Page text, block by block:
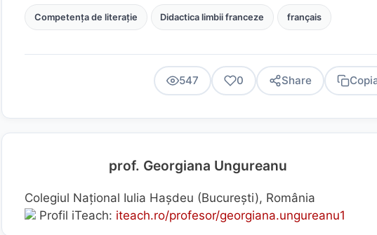
Competența de literație Didactica limbii franceze français
547 0 Share
prof. Georgiana Ungureanu
Colegiul Național Iulia Hașdeu (Bucureşti), România
Profil iTeach: iteach.ro/profesor/georgiana.ungureanu1